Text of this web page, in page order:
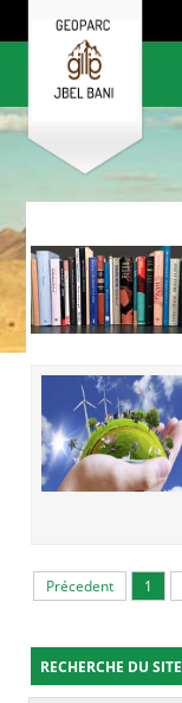
Précedent 1
RECHERCHE DU SITE